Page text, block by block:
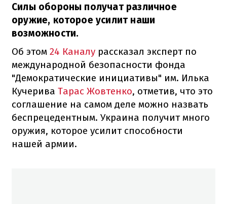
Силы обороны получат различное
оружие, которое усилит наши
возможности.
Об этом 24 Каналу рассказал эксперт по
международной безопасности фонда
"Демократические инициативы" им. Илька
Кучерива Тарас Жовтенко, отметив, что это
соглашение на самом деле можно назвать
беспрецедентным. Украина получит много
оружия, которое усилит способности
нашей армии.